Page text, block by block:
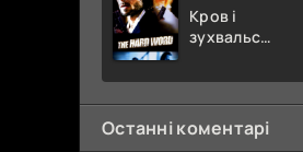
Кров і
зухвальство
пограбування
Останні коментарі